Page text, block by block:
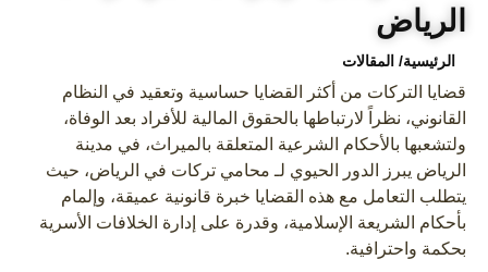
الرياض
الرئيسية/ المقالات
قضايا التركات من أكثر القضايا حساسية وتعقيد في النظام
القانوني، نظراً لارتباطها بالحقوق المالية للأفراد بعد الوفاة،
ولتشعبها بالأحكام الشرعية المتعلقة بالميراث، في مدينة
الرياض يبرز الدور الحيوي لـ محامي تركات في الرياض، حيث
يتطلب التعامل مع هذه القضايا خبرة قانونية عميقة، وإلمام
بأحكام الشريعة الإسلامية، وقدرة على إدارة الخلافات الأسرية
بحكمة واحترافية.